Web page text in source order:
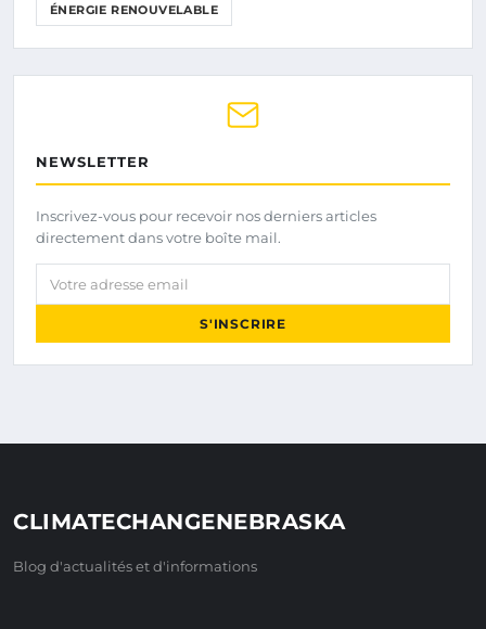
ÉNERGIE RENOUVELABLE
NEWSLETTER
Inscrivez-vous pour recevoir nos derniers articles
directement dans votre boîte mail.
Votre adresse email
S'INSCRIRE
CLIMATECHANGENEBRASKA
Blog d'actualités et d'informations